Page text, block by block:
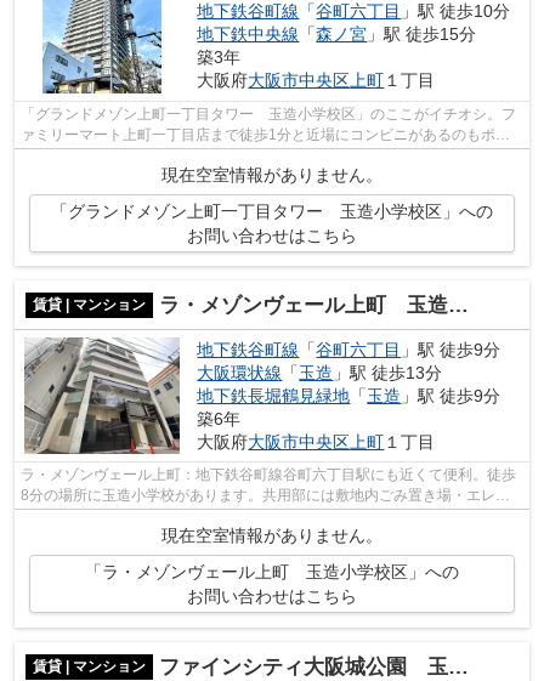
地下鉄谷町線 「谷町六丁目 」駅 徒歩10分
地下鉄中央線 「森ノ宮 」駅 徒歩15分
築3年
大阪府大阪市中央区 上町 １丁目
「グランドメゾン上町一丁目タワー 玉造小学校区」のここがイチオシ。フ
ァミリーマート上町一丁目店まで徒歩1分と近場にコンビニがあるのもポイ
ント。共用部には敷地内ごみ置き場・エ...
現在空室情報がありません。
「グランドメゾン上町一丁目タワー 玉造小学校区」への
お問い合わせはこちら
賃貸 | マンション ラ・メゾンヴェール上町 玉造小学校区
地下鉄谷町線 「谷町六丁目 」駅 徒歩9分
大阪環状線 「玉造 」駅 徒歩13分
地下鉄長堀鶴見緑地 「玉造 」駅 徒歩9分
築6年
大阪府大阪市中央区 上町 １丁目
ラ・メゾンヴェール上町：地下鉄谷町線谷町六丁目駅にも近くて便利。徒歩
8分の場所に玉造小学校があります。共用部には敷地内ごみ置き場・エレベ
現在空室情報がありません。
「ラ・メゾンヴェール上町 玉造小学校区」への
お問い合わせはこちら
賃貸 | マンション ファインシティ大阪城公園 玉造小学校区